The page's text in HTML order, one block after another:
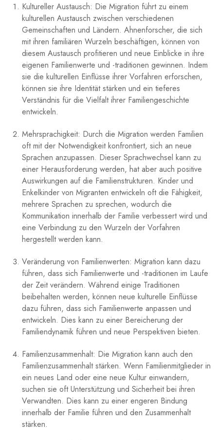
Kultureller Austausch: Die Migration ‍führt zu einem
kulturellen Austausch zwischen verschiedenen
⁢Gemeinschaften und ‌Ländern.​ Ahnenforscher, die‌ sich
mit ihren ​familiären Wurzeln beschäftigen, können von
‌diesem Austausch profitieren und neue⁤ Einblicke in ihre
eigenen Familienwerte und -traditionen gewinnen. Indem
sie die kulturellen Einflüsse ihrer Vorfahren erforschen,
können sie ihre Identität stärken und ein tieferes⁤
Verständnis für die Vielfalt ihrer Familiengeschichte
entwickeln.
Mehrsprachigkeit: Durch die ‍Migration werden Familien
oft mit der Notwendigkeit konfrontiert, sich an neue
Sprachen anzupassen. Dieser Sprachwechsel kann zu‌
einer Herausforderung werden, hat aber auch positive
Auswirkungen auf die Familienstrukturen. Kinder und
Enkelkinder​ von Migranten entwickeln oft die Fähigkeit,
mehrere Sprachen zu sprechen, wodurch die
Kommunikation innerhalb der Familie verbessert wird‍ und
eine Verbindung zu den ⁢Wurzeln der Vorfahren
hergestellt ⁢werden kann.
Veränderung von Familienwerten: Migration kann dazu
⁣führen, dass sich Familienwerte⁤ und -traditionen⁢ im Laufe
der Zeit ​verändern. Während einige Traditionen
beibehalten⁢ werden, können ⁤neue​ kulturelle Einflüsse
dazu führen, ‍dass sich‌ Familienwerte anpassen⁣ und
entwickeln. Dies kann zu einer Bereicherung der⁢
Familiendynamik führen und neue Perspektiven bieten.
Familienzusammenhalt:​ Die ⁤Migration ⁤kann auch den⁢
Familienzusammenhalt‍ stärken. Wenn Familienmitglieder in
ein neues ⁣Land oder eine neue⁣ Kultur einwandern,
suchen sie oft Unterstützung und Sicherheit bei ihren
Verwandten. ​Dies kann zu einer ​engeren Bindung
‍innerhalb der Familie führen ⁤und​ den ⁣Zusammenhalt
stärken.